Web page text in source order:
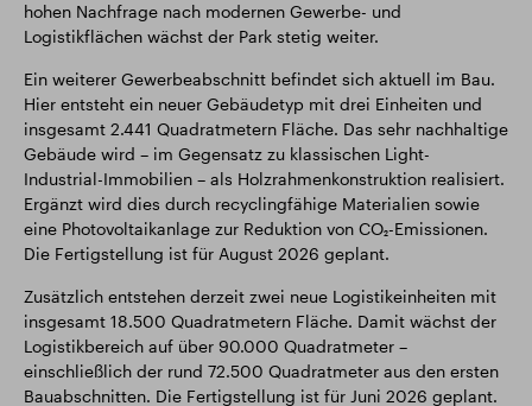
hohen Nachfrage nach modernen Gewerbe- und
Logistikflächen wächst der Park stetig weiter.
Ein weiterer Gewerbeabschnitt befindet sich aktuell im Bau.
Hier entsteht ein neuer Gebäudetyp mit drei Einheiten und
insgesamt 2.441 Quadratmetern Fläche. Das sehr nachhaltige
Gebäude wird – im Gegensatz zu klassischen Light-
Industrial-Immobilien – als Holzrahmenkonstruktion realisiert.
Ergänzt wird dies durch recyclingfähige Materialien sowie
eine Photovoltaikanlage zur Reduktion von CO₂-Emissionen.
Die Fertigstellung ist für August 2026 geplant.
Zusätzlich entstehen derzeit zwei neue Logistikeinheiten mit
insgesamt 18.500 Quadratmetern Fläche. Damit wächst der
Logistikbereich auf über 90.000 Quadratmeter –
einschließlich der rund 72.500 Quadratmeter aus den ersten
Bauabschnitten. Die Fertigstellung ist für Juni 2026 geplant.